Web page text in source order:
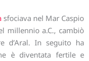
sfociava nel Mar Caspio
millennio a.C., cambiò
d’Aral. In seguito ha
è diventata fertile e